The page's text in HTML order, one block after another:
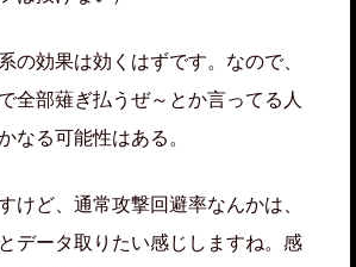
の効果は効くはずです。なので、
全部薙ぎ払うぜ～とか言ってる人
なる可能性はある。
けど、通常攻撃回避率なんかは、
データ取りたい感じしますね。感